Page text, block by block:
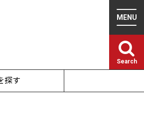
探す
Search